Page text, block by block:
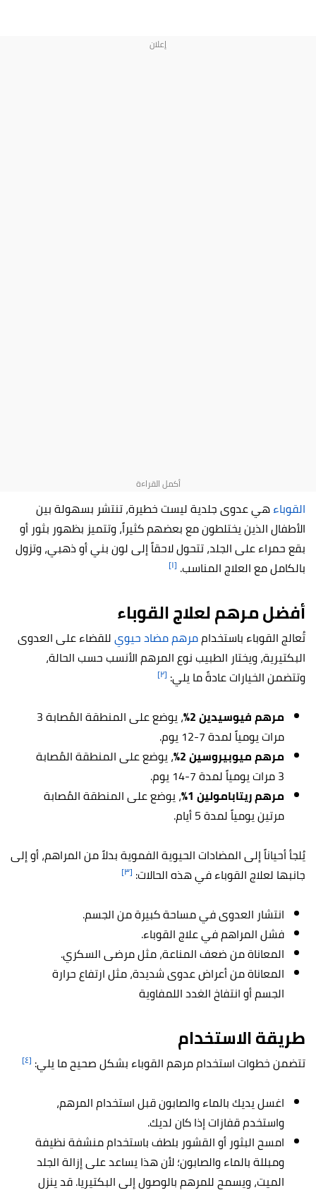
القوباءهي عدوى جلدية ليست خطيرة، تنتشر بسهولة بين
الأطفال الذين يختلطون مع بعضهم كثيراً، وتتميز بظهور بثور أو
بقع حمراء على الجلد، تتحول لاحقاً إلى لون بني أو ذهبي، وتزول
بالكامل مع العلاج المناسب. [١]
أفضل مرهم لعلاج القوباء
تُعالج القوباء باستخداممرهم مضاد حيويللقضاء على العدوى
البكتيرية، ويختار الطبيب نوع المرهم الأنسب حسب الحالة،
وتتضمن الخيارات عادةً ما يلي: [٢]
مرهم فيوسيدين 2%
، يوضع على المنطقة المُصابة 3
مرات يومياً لمدة 7-12 يوم.
مرهم ميوبيروسين 2%
، يوضع على المنطقة المُصابة
3 مرات يومياً لمدة 7-14 يوم.
مرهم ريتابامولين 1%
، يوضع على المنطقة المُصابة
مرتين يومياً لمدة 5 أيام.
يُلجأ أحياناً إلى المضادات الحيوية الفموية بدلاً من المراهم، أو إلى
جانبها لعلاج القوباء في هذه الحالات: [٣]
انتشار العدوى في مساحة كبيرة من الجسم.
فشل المراهم في علاج القوباء.
المعاناة من ضعف المناعة، مثل مرضى السكري.
المعاناة من أعراض عدوى شديدة، مثل ارتفاع حرارة
الجسم أو انتفاخ الغدد اللمفاوية
طريقة الاستخدام
تتضمن خطوات استخدام مرهم القوباء بشكل صحيح ما يلي: [٤]
اغسل يديك بالماء والصابون قبل استخدام المرهم،
واستخدم قفازات إذا كان لديك.
امسح البثور أو القشور بلطف باستخدام منشفة نظيفة
ومبللة بالماء والصابون؛ لأن هذا يساعد على إزالة الجلد
الميت، ويسمح للمرهم بالوصول إلى البكتيريا. قد ينزل